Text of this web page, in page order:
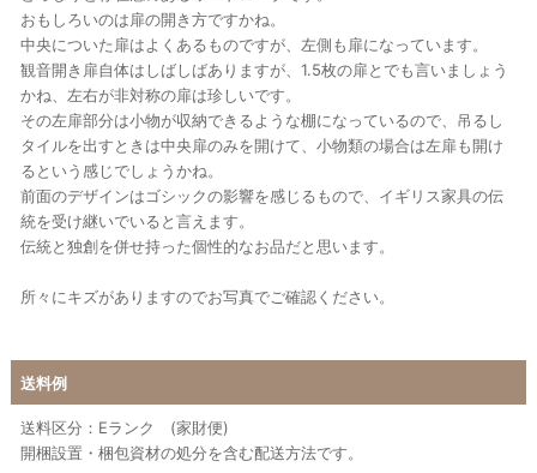
おもしろいのは扉の開き方ですかね。
中央についた扉はよくあるものですが、左側も扉になっています。
観音開き扉自体はしばしばありますが、1.5枚の扉とでも言いましょう
かね、左右が非対称の扉は珍しいです。
その左扉部分は小物が収納できるような棚になっているので、吊るし
タイルを出すときは中央扉のみを開けて、小物類の場合は左扉も開け
るという感じでしょうかね。
前面のデザインはゴシックの影響を感じるもので、イギリス家具の伝
統を受け継いでいると言えます。
伝統と独創を併せ持った個性的なお品だと思います。
所々にキズがありますのでお写真でご確認ください。
送料例
送料区分：Eランク (家財便)
開梱設置・梱包資材の処分を含む配送方法です。